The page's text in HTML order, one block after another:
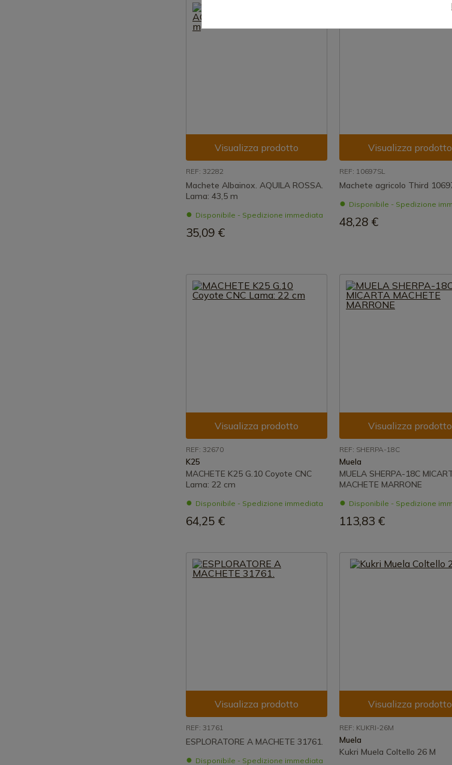
Visualizza prodotto
REF: 32282
Machete Albainox. AQUILA ROSSA.
Lama: 43,5 m
Disponibile - Spedizione immediata
35,09 €
Visualizza prodotto
REF: 10697SL
Machete agricolo Third
Disponibile - Spedizione
48,28 €
Visualizza prodotto
REF: 32670
K25
MACHETE K25 G.10 Coyote CNC
Lama: 22 cm
Disponibile - Spedizione immediata
64,25 €
Visualizza prodotto
REF: SHERPA-18C
Muela
MUELA SHERPA-18C
MACHETE MARRONE
Disponibile - Spedizione
113,83 €
Visualizza prodotto
REF: 31761
ESPLORATORE A MACHETE 31761.
Disponibile - Spedizione immediata
Visualizza prodotto
REF: KUKRI-26M
Muela
Kukri Muela Coltello 26 M